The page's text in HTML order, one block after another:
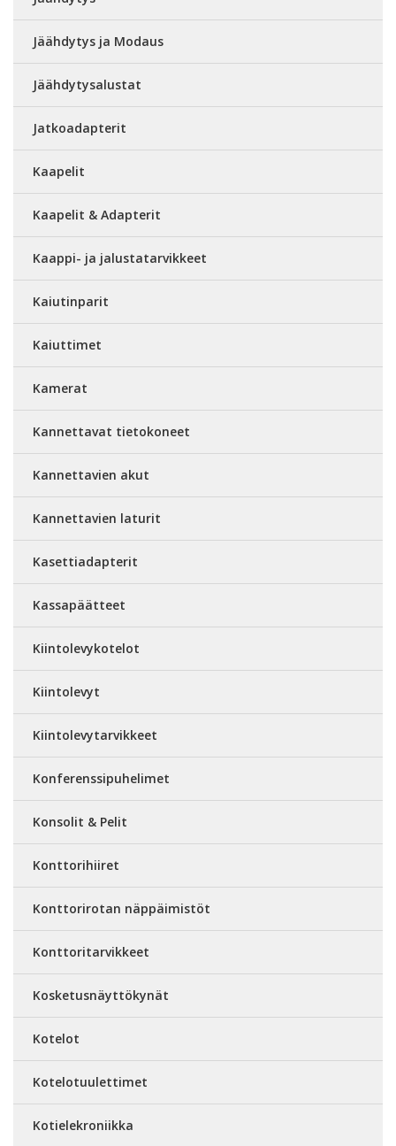
Jäähdytys ja Modaus
Jäähdytysalustat
Jatkoadapterit
Kaapelit
Kaapelit & Adapterit
Kaappi- ja jalustatarvikkeet
Kaiutinparit
Kaiuttimet
Kamerat
Kannettavat tietokoneet
Kannettavien akut
Kannettavien laturit
Kasettiadapterit
Kassapäätteet
Kiintolevykotelot
Kiintolevyt
Kiintolevytarvikkeet
Konferenssipuhelimet
Konsolit & Pelit
Konttorihiiret
Konttorirotan näppäimistöt
Konttoritarvikkeet
Kosketusnäyttökynät
Kotelot
Kotelotuulettimet
Kotielekroniikka